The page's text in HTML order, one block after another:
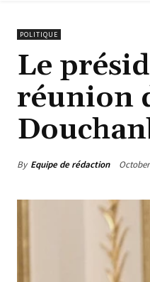
POLITIQUE
Le
réunion
By Equipe de rédaction